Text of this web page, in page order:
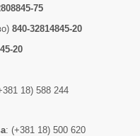
75
840-32814845-20
20
18) 588 244
: (+381 18) 500 620